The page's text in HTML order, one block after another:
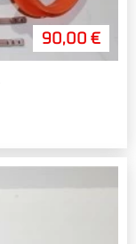
90,00 €